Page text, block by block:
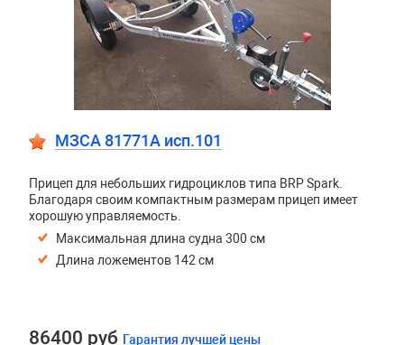
МЗСА 81771A исп.101
Прицеп для небольших гидроциклов типа BRP Spark.
Благодаря своим компактным размерам прицеп имеет
хорошую управляемость.
Максимальная длина судна 300 см
Длина ложементов 142 см
86400 руб Гарантия лучшей цены